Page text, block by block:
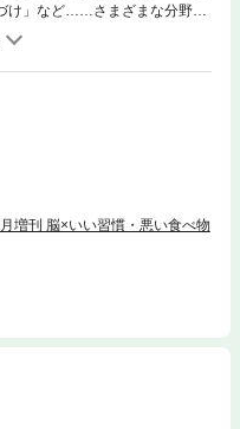
け」など……さまざまな分野か
せる方法を徹底解説します！
美／脳にいい24時間 茂木健
／「ストレス」と「片づけ」
／脳に1番いい運動 中野ジェ
一気持ちいい眠り方 岩田ア
谷久宣／脳の不調は「目」が
吉則／食は「ここ」にお金を
する！？ 坪田一男／薬とサプ
あおいのドS名言健康術 DJあ
雄／美に効く薬膳レシピ 喩
長野茂／薬をやめて◯◯を始
増刊 脳×いい習慣・悪い食べ物